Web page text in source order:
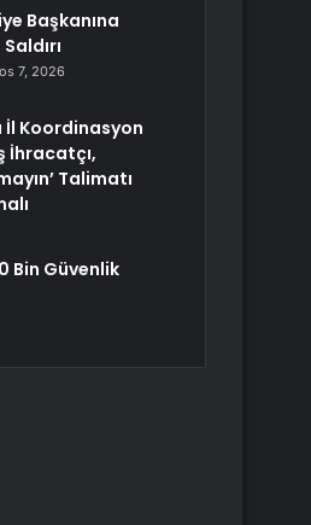
Başkanına
7, 2026
Koordinasyon
İhracatçı,
Talimatı
Bin Güvenlik